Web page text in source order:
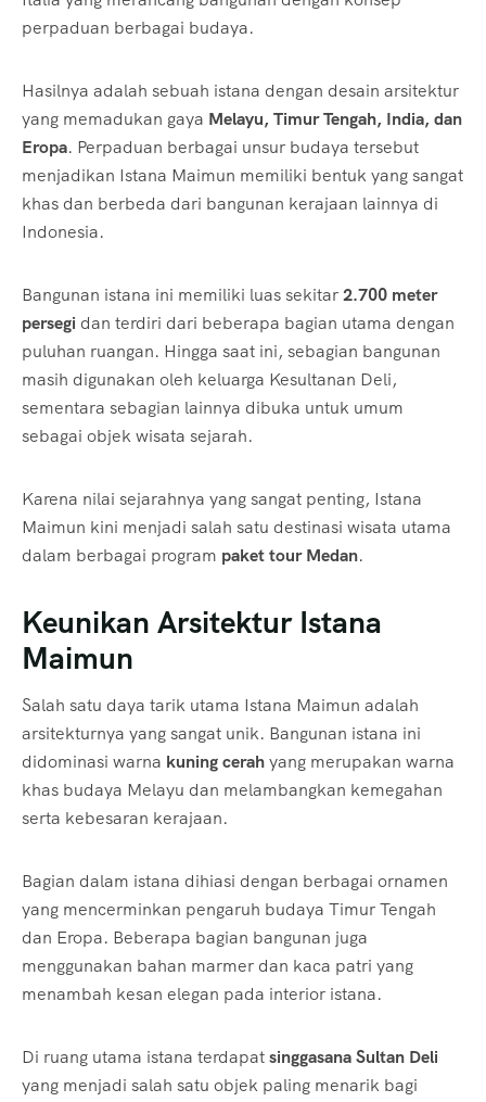
perpaduan berbagai budaya.
Hasilnya adalah sebuah istana dengan desain arsitektur
yang memadukan gaya Melayu, Timur Tengah, India, dan
Eropa. Perpaduan berbagai unsur budaya tersebut
menjadikan Istana Maimun memiliki bentuk yang sangat
khas dan berbeda dari bangunan kerajaan lainnya di
Indonesia.
Bangunan istana ini memiliki luas sekitar2.700 meter
persegi dan terdiri dari beberapa bagian utama dengan
puluhan ruangan. Hingga saat ini, sebagian bangunan
masih digunakan oleh keluarga Kesultanan Deli,
sementara sebagian lainnya dibuka untuk umum
sebagai objek wisata sejarah.
Karena nilai sejarahnya yang sangat penting, Istana
Maimun kini menjadi salah satu destinasi wisata utama
dalam berbagai program paket tour Medan.
Keunikan Arsitektur Istana
Maimun
Salah satu daya tarik utama Istana Maimun adalah
arsitekturnya yang sangat unik. Bangunan istana ini
didominasi warna kuning cerahyang merupakan warna
khas budaya Melayu dan melambangkan kemegahan
serta kebesaran kerajaan.
Bagian dalam istana dihiasi dengan berbagai ornamen
yang mencerminkan pengaruh budaya Timur Tengah
dan Eropa. Beberapa bagian bangunan juga
menggunakan bahan marmer dan kaca patri yang
menambah kesan elegan pada interior istana.
Di ruang utama istana terdapatsinggasana Sultan Deli
yang menjadi salah satu objek paling menarik bagi